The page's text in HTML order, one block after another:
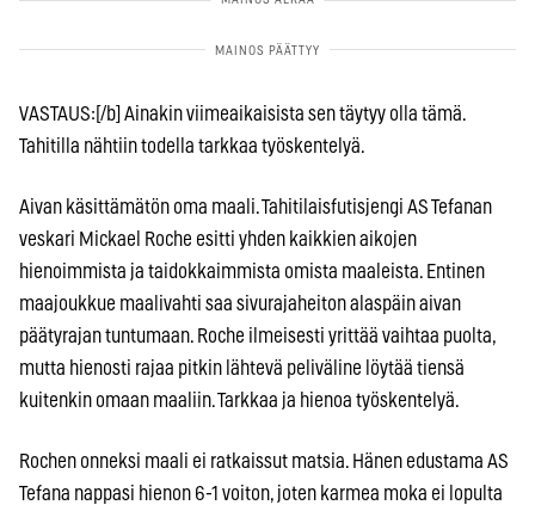
VASTAUS:[/b] Ainakin viimeaikaisista sen täytyy olla tämä.
Tahitilla nähtiin todella tarkkaa työskentelyä.
Aivan käsittämätön oma maali. Tahitilaisfutisjengi AS Tefanan
veskari Mickael Roche esitti yhden kaikkien aikojen
hienoimmista ja taidokkaimmista omista maaleista. Entinen
maajoukkue maalivahti saa sivurajaheiton alaspäin aivan
päätyrajan tuntumaan. Roche ilmeisesti yrittää vaihtaa puolta,
mutta hienosti rajaa pitkin lähtevä peliväline löytää tiensä
kuitenkin omaan maaliin. Tarkkaa ja hienoa työskentelyä.
Rochen onneksi maali ei ratkaissut matsia. Hänen edustama AS
Tefana nappasi hienon 6-1 voiton, joten karmea moka ei lopulta